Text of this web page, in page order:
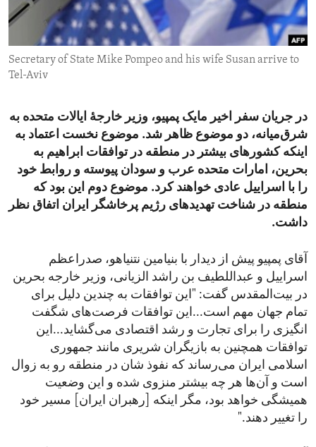
ENVIRONMENT AND HEALTH
IDEALS AND INSTITUTIONS
Secretary of State Mike Pompeo and his wife Susan arrive to
Tel-Aviv
در جریان سفر اخیر مایک پمپیو، وزیر خارجۀ ایالات متحده به
شرق‌میانه، دو موضوع ظاهر شد. موضوع نخست اعتماد به
اینکه کشورهای بیشتر در منطقه در توافقات ابراهیم به
بحرین، امارات متحده عرب و سودان پیوسته و روابط خود
را با اسراییل عادی خواهند کرد. موضوع دوم این بود که
منطقه در شناخت تهدیدهای رژیم پرخاشگر ایران اتفاق نظر
داشت.
آقای پمپیو پیش از دیدار با بنیامین نتنیاهو، صدراعظم
اسراییل و عبداللطیف بن راشد الزیانی، وزیر خارجه بحرین
در بیت‌المقدس گفت: "این توافقات به چندین دلیل برای
تمام جهان مهم است...این توافقات فرصت‌های شگفت
انگیزی را برای تجارت و رشد اقتصادی می‌گشاید...این
توافقات همچنین به بازیگران شریری مانند جمهوری
اسلامی ایران می‌رساند که نفوذ شان در منطقه رو به زوال
است و آن‌ها هر چه بیشتر منزوی شده و این وضعیت
همیشگی خواهد بود، مگر اینکه [رهبران ایران] مسیر خود
را تغییر دهند."